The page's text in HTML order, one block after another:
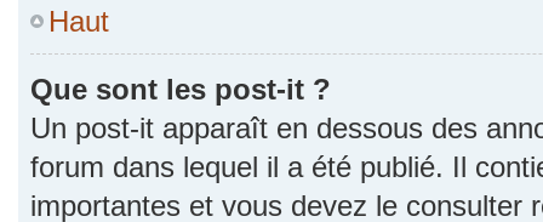
Haut
Que sont les post-it ?
Un post-it apparaît en dessous des
forum dans lequel il a été publié. Il
importantes et vous devez le consulter